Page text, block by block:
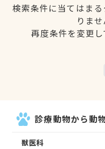
検索条件に当てはま
りませ
再度条件を変更し
診療動物から動
獣医科